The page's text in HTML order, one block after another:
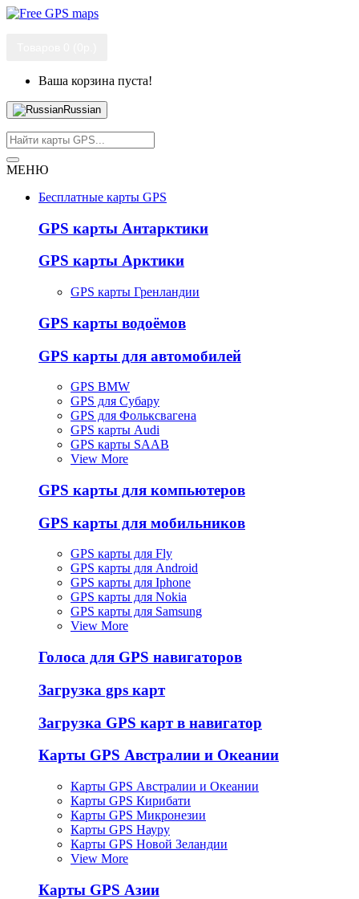
Ваша корзина пуста!
Russian
МЕНЮ
Бесплатные карты GPS
GPS карты Антарктики
GPS карты Арктики
GPS карты Гренландии
GPS карты водоёмов
GPS карты для автомобилей
GPS BMW
GPS для Субару
GPS для Фольксвагена
GPS карты Audi
GPS карты SAAB
View More
GPS карты для компьютеров
GPS карты для мобильников
GPS карты для Fly
GPS карты для Android
GPS карты для Iphone
GPS карты для Nokia
GPS карты для Samsung
View More
Голоса для GPS навигаторов
Загрузка gps карт
Загрузка GPS карт в навигатор
Карты GPS Австралии и Океании
Карты GPS Австралии и Океании
Карты GPS Кирибати
Карты GPS Микронезии
Карты GPS Науру
Карты GPS Новой Зеландии
View More
Карты GPS Азии